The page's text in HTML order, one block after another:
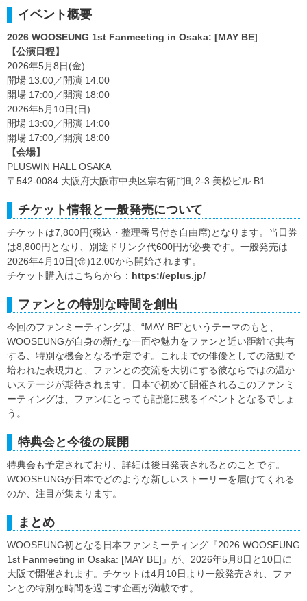
イベント概要
2026 WOOSEUNG 1st Fanmeeting in Osaka: [MAY BE]
【公演日程】
2026年5月8日(金)
開場 13:00／開演 14:00
開場 17:00／開演 18:00
2026年5月10日(日)
開場 13:00／開演 14:00
開場 17:00／開演 18:00
【会場】
PLUSWIN HALL OSAKA
〒542-0084 大阪府大阪市中央区宗右衛門町2-3 美松ビル B1
チケット情報と一般発売について
チケットは7,800円(税込・整理番号付き自由席)となります。当日券
は8,800円となり、別途ドリンク代600円が必要です。一般発売は
2026年4月10日(金)12:00から開始されます。
チケット購入はこちらから： https://eplus.jp/
ファンとの特別な時間を創出
今回のファンミーティングは、“MAY BE”というテーマのもと、
WOOSEUNGが自身の新たな一面や魅力をファンと近い距離で共有
する、特別な機会となる予定です。これまでの俳優としての活動で
培われた表現力と、ファンとの交流を大切にする彼ならではの温か
いステージが期待されます。日本で初めて開催されるこのファンミ
ーティングは、ファンにとっても記憶に残るイベントとなるでしょ
う。
特典会と今後の展開
特典会も予定されており、詳細は後日発表されるとのことです。
WOOSEUNGが日本でどのような新しいストーリーを届けてくれる
のか、注目が集まります。
まとめ
WOOSEUNG初となる日本ファンミーティング『2026 WOOSEUNG
1st Fanmeeting in Osaka: [MAY BE]』が、2026年5月8日と10日に
大阪で開催されます。チケットは4月10日より一般発売され、ファ
ンとの特別な時間を過ごす企画が満載です。